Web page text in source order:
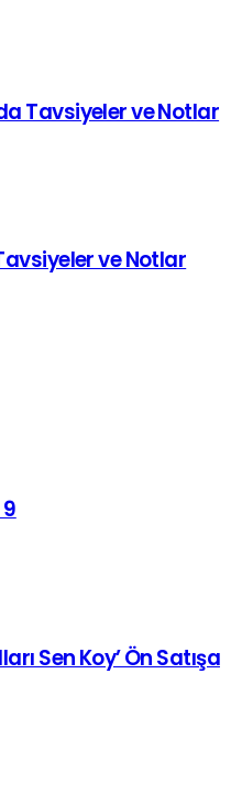
Tavsiyeler ve Notlar
ve Notlar
Sen Koy’ Ön Satışa